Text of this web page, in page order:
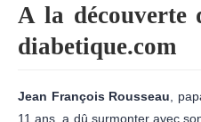
A la découverte
diabetique.com
Jean François Rousseau,
11 ans, a dû surmonter avec